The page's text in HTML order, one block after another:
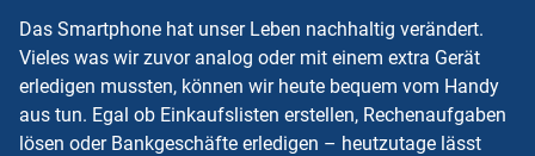
Das Smartphone hat unser Leben nachhaltig verändert.
Vieles was wir zuvor analog oder mit einem extra Gerät
erledigen mussten, können wir heute bequem vom Handy
aus tun. Egal ob Einkaufslisten erstellen, Rechenaufgaben
lösen oder Bankgeschäfte erledigen – heutzutage lässt